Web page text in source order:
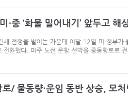
-중 ‘화물 밀어내기’ 앞두고 해
세 전쟁을 벌이는 가운데 이달 12일 미 정부
전환했다. 미주 노선 운항 선박을 중동항로로
/ 물동량·운임 동반 상승, 모처